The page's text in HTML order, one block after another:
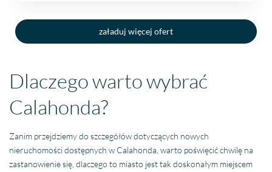
załaduj więcej ofert
Dlaczego warto wybrać
Calahonda?
Zanim przejdziemy do szczegółów dotyczących nowych
nieruchomości dostępnych w Calahonda, warto poświęcić chwilę na
zastanowienie się, dlaczego to miasto jest tak doskonałym miejscem